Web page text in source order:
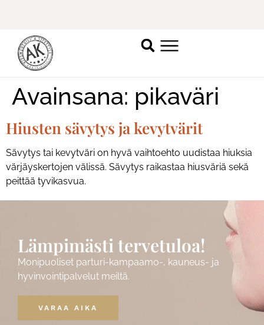
Ilmoittaudu mukaan ripsienpidennyskoulutukseen.
Avainsana: pikaväri
Hiusten sävytys ja kevytvärit
Sävytys tai kevytväri on hyvä vaihtoehto uudistaa hiuksia
värjäyskertojen välissä. Sävytys raikastaa hiusväriä sekä
peittää tyvikasvua.
Lämpimästi tervetuloa!
Monipuoliset parturi-kampaamo-, kauneus- ja
hyvinvointipalvelut meiltä.
VARAA AIKA